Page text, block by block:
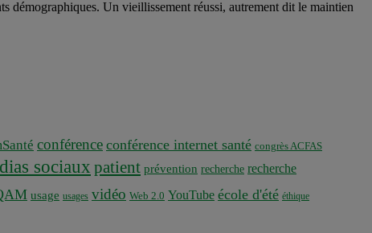
démographiques. Un vieillissement réussi, autrement dit le maintien
conférence conférence internet santé congrès ACFAS
sociaux patient prévention recherche recherche
usage usages vidéo Web 2.0 YouTube école d'été éthique